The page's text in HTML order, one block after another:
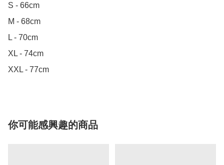
S - 66cm
M - 68cm
L - 70cm
XL - 74cm
XXL - 77cm
你可能感興趣的商品